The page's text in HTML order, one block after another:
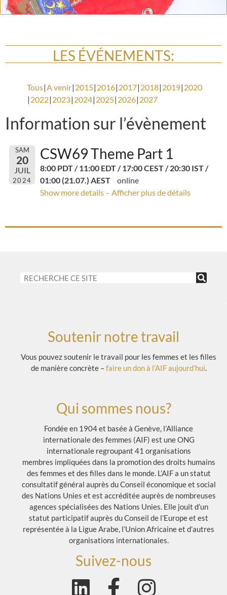
LES ÉVÉNEMENTS:
Tous A venir 2015 2016 2017 2018 2019 2020
2022 2023 2024 2025 2026 2027
Information sur l’évènement
SAM
20
JUIL
2024
CSW69 Theme Part 1
8:00 PDT / 11:00 EDT / 17:00 CEST / 20:30 IST /
01:00 (21.07.) AEST
online
Show more details – Afficher plus de détails
Soutenir notre travail
Vous pouvez soutenir le travail pour les femmes et les filles
de manière concrète –faire un don à l’AIF aujourd’hui.
Qui sommes nous?
Fondée en 1904 et basée à Genève, l’Alliance
internationale des femmes (AIF) est une ONG
internationale regroupant 41 organisations
membres impliquées dans la promotion des droits humains
des femmes et des filles dans le monde. L’AIF a un statut
consultatif général auprès du Conseil économique et social
des Nations Unies et est accréditée auprès de nombreuses
agences spécialisées des Nations Unies. Elle jouit d’un
statut participatif auprès du Conseil de l’Europe et est
représentée à la Ligue Arabe, l’Union Africaine et d’autres
organisations internationales.
Suivez-nous